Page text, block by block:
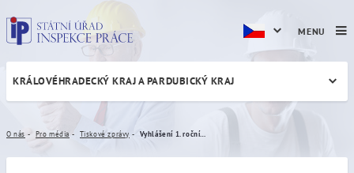
Vyhlášení 1. ročníku
KRÁLOVÉHRADECKÝ KRAJ A PARDUBICKÝ KRAJ
O nás Pro média Tiskové zprávy Vyhlášení 1. ročníku soutěže „Profesionál BOZP“ – tisková zpráva
MENU